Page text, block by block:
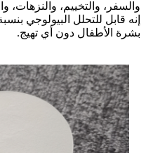
والسفر، والتخييم، والنزهات،
بشرة الأطفال دون أي تهيج.